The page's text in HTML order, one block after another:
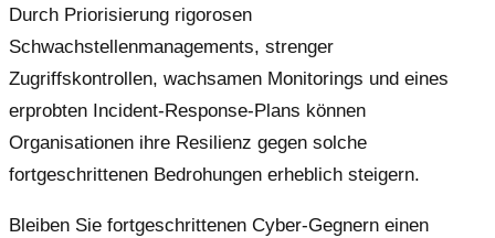
Durch Priorisierung rigorosen
Schwachstellenmanagements, strenger
Zugriffskontrollen, wachsamen Monitorings und eines
erprobten Incident-Response-Plans können
Organisationen ihre Resilienz gegen solche
fortgeschrittenen Bedrohungen erheblich steigern.
Bleiben Sie fortgeschrittenen Cyber-Gegnern einen